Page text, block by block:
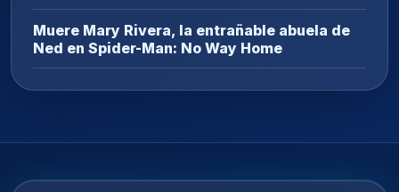
Muere Mary Rivera, la entrañable abuela de
Ned en Spider-Man: No Way Home